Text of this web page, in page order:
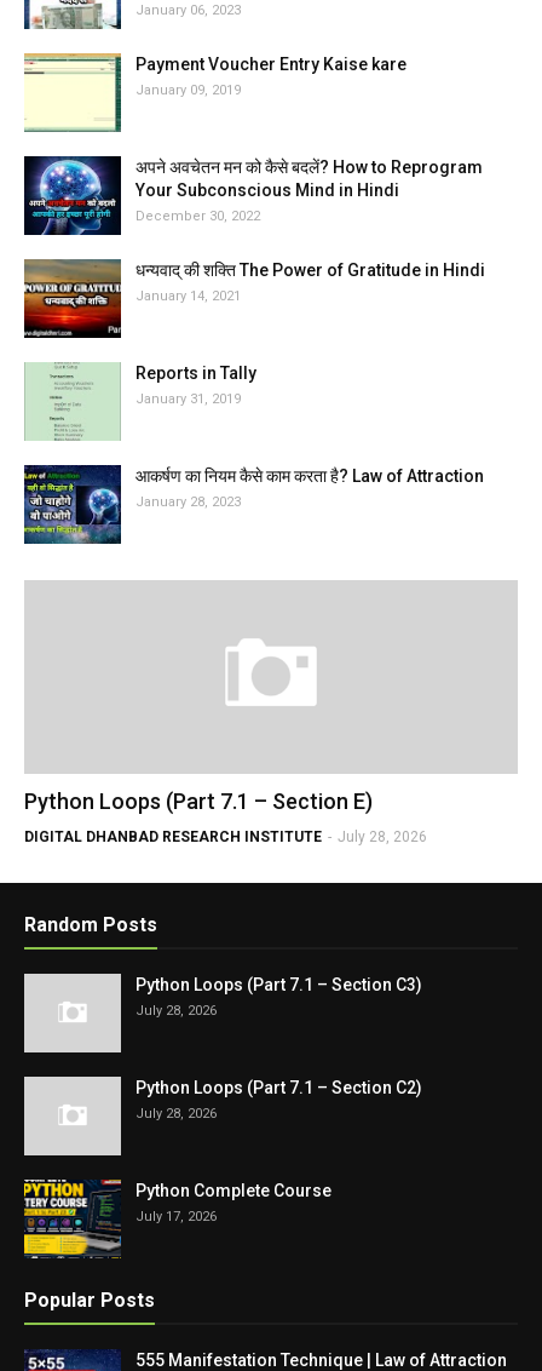
January 06, 2023
Payment Voucher Entry Kaise kare
January 09, 2019
अपने अवचेतन मन को कैसे बदलें? How to Reprogram
Your Subconscious Mind in Hindi
December 30, 2022
धन्यवाद् की शक्ति The Power of Gratitude in Hindi
January 14, 2021
Reports in Tally
January 31, 2019
आकर्षण का नियम कैसे काम करता है? Law of Attraction
January 28, 2023
Python Loops (Part 7.1 – Section E)
DIGITAL DHANBAD RESEARCH INSTITUTE - July 28, 2026
Random Posts
Python Loops (Part 7.1 – Section C3)
July 28, 2026
Python Loops (Part 7.1 – Section C2)
July 28, 2026
Python Complete Course
July 17, 2026
Popular Posts
555 Manifestation Technique | Law of Attraction